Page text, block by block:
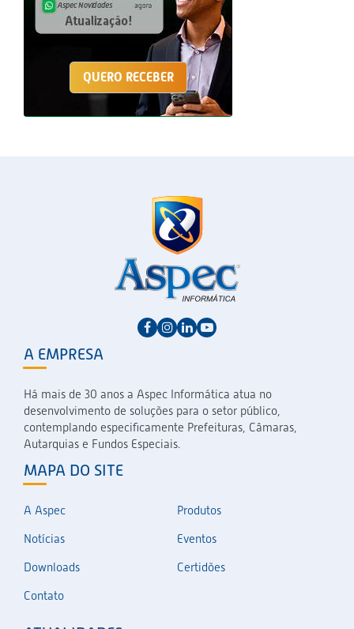
QUERO RECEBER
A EMPRESA
Há mais de 30 anos a Aspec Informática atua no
desenvolvimento de soluções para o setor público,
contemplando especificamente Prefeituras, Câmaras,
Autarquias e Fundos Especiais.
MAPA DO SITE
A Aspec
Produtos
Notícias
Eventos
Downloads
Certidões
Contato